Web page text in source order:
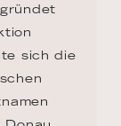
sich die